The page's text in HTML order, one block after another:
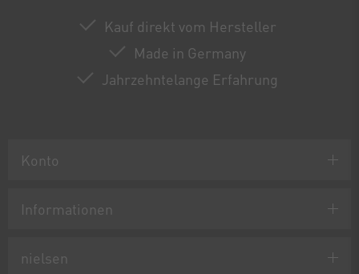
Kauf direkt vom Hersteller
Made in Germany
Jahrzehntelange Erfahrung
Konto
Informationen
nielsen